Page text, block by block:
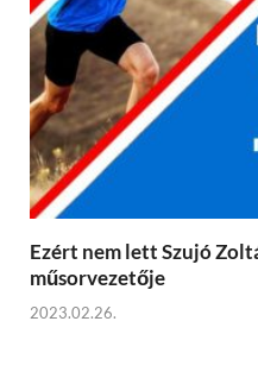
Ezért nem lett Szujó
műsorvezetője
2023.02.26.